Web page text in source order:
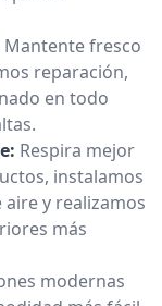
Mantente fresco
reparación,
en todo
Respira mejor
instalamos
y realizamos
más
modernas